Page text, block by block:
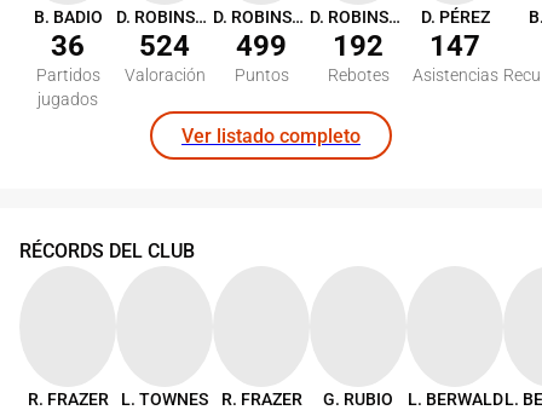
B. BADIO
36
Partidos
jugados
D. ROBINSON
524
Valoración
D. ROBINSON
499
Puntos
D. ROBINSON
192
Rebotes
D. PÉREZ
147
Asistencias
Ver listado completo
RÉCORDS DEL CLUB
R. FRAZER L. TOWNES R. FRAZER G. RUBIO L. BERWALDL.